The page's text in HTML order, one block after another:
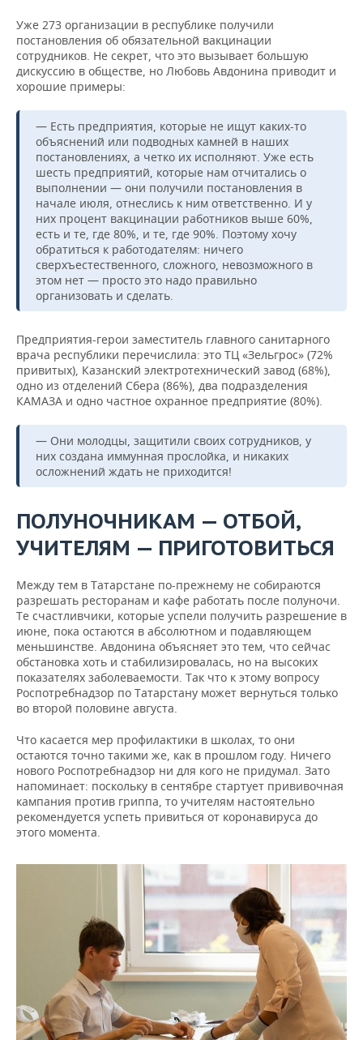
Уже 273 организации в республике получили
постановления об обязательной вакцинации
сотрудников. Не секрет, что это вызывает большую
дискуссию в обществе, но Любовь Авдонина приводит и
хорошие примеры:
— Есть предприятия, которые не ищут каких-то
объяснений или подводных камней в наших
постановлениях, а четко их исполняют. Уже есть
шесть предприятий, которые нам отчитались о
выполнении — они получили постановления в
начале июля, отнеслись к ним ответственно. И у
них процент вакцинации работников выше 60%,
есть и те, где 80%, и те, где 90%. Поэтому хочу
обратиться к работодателям: ничего
сверхъестественного, сложного, невозможного в
этом нет — просто это надо правильно
организовать и сделать.
Предприятия-герои заместитель главного санитарного
врача республики перечислила: это ТЦ «Зельгрос» (72%
привитых), Казанский электротехнический завод (68%),
одно из отделений Сбера (86%), два подразделения
КАМАЗА и одно частное охранное предприятие (80%).
— Они молодцы, защитили своих сотрудников, у
них создана иммунная прослойка, и никаких
осложнений ждать не приходится!
ПОЛУНОЧНИКАМ — ОТБОЙ,
УЧИТЕЛЯМ — ПРИГОТОВИТЬСЯ
Между тем в Татарстане по-прежнему не собираются
разрешать ресторанам и кафе работать после полуночи.
Те счастливчики, которые успели получить разрешение в
июне, пока остаются в абсолютном и подавляющем
меньшинстве. Авдонина объясняет это тем, что сейчас
обстановка хоть и стабилизировалась, но на высоких
показателях заболеваемости. Так что к этому вопросу
Роспотребнадзор по Татарстану может вернуться только
во второй половине августа.
Что касается мер профилактики в школах, то они
остаются точно такими же, как в прошлом году. Ничего
нового Роспотребнадзор ни для кого не придумал. Зато
напоминает: поскольку в сентябре стартует прививочная
кампания против гриппа, то учителям настоятельно
рекомендуется успеть привиться от коронавируса до
этого момента.